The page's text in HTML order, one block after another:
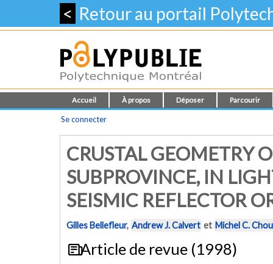
< Retour au portail
Accueil À propos Déposer Parcourir
Se connecter
CRUSTAL GEOMETRY
SUBPROVINCE, IN
SEISMIC REFLECTOR
Gilles Bellefleur, Andrew J. Calvert et Michel C.
Article de revue (1998)